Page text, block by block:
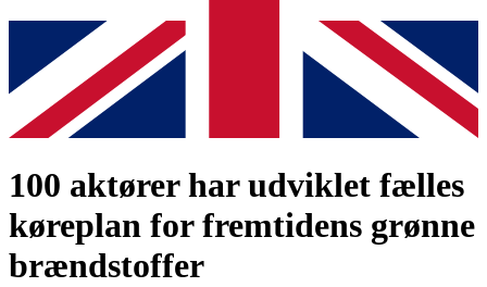
100 aktører har udviklet fælles
køreplan for fremtidens grønne
brændstoffer